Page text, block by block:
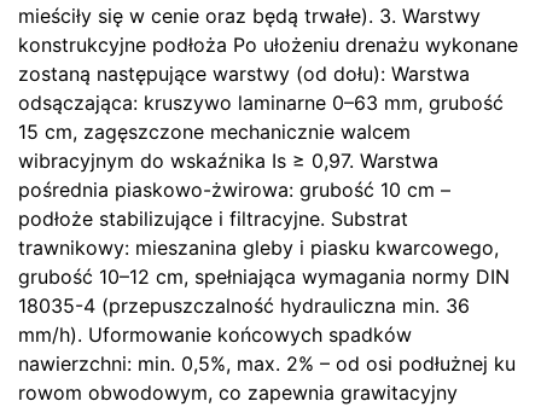
mieściły się w cenie oraz będą trwałe). 3. Warstwy
konstrukcyjne podłoża Po ułożeniu drenażu wykonane
zostaną następujące warstwy (od dołu): Warstwa
odsączająca: kruszywo laminarne 0–63 mm, grubość
15 cm, zagęszczone mechanicznie walcem
wibracyjnym do wskaźnika Is ≥ 0,97. Warstwa
pośrednia piaskowo-żwirowa: grubość 10 cm –
podłoże stabilizujące i filtracyjne. Substrat
trawnikowy: mieszanina gleby i piasku kwarcowego,
grubość 10–12 cm, spełniająca wymagania normy DIN
18035-4 (przepuszczalność hydrauliczna min. 36
mm/h). Uformowanie końcowych spadków
nawierzchni: min. 0,5%, max. 2% – od osi podłużnej ku
rowom obwodowym, co zapewnia grawitacyjny